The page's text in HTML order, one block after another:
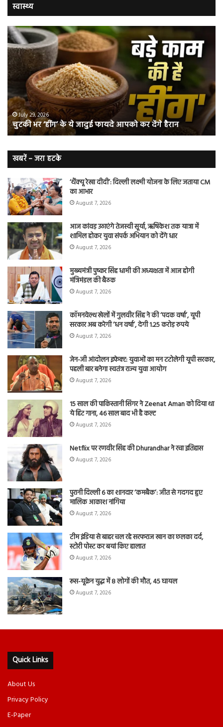
स्वास्थ्य
चुटकी
भर
‘हींग’
के
ये
फायदे
आपको
कर
देंगे
हैरान
July 29, 2026
चुटकी भर ‘हींग’ के ये जादुई फायदे आपको कर देंगे हैरान
भी
हो
हैं
खबरें – जरा हटके
‘थैंक्यू रेखा दीदी’: दिल्ली लक्ष्मी योजना के लिए जताया CM
का आभार
August 7, 2026
आज कांवड़ उठाएंगे तेजस्वी सूर्या, ऋषिकेश तक यात्रा में
शामिल होकर युवा संपर्क अभियान को देंगे धार
August 7, 2026
मुख्यमंत्री पुष्कर सिंह धामी की अध्यक्षता में आज होगी
मंत्रिमंडल की बैठक
August 7, 2026
कॉमनवेल्थ खेलों में गुलवीर सिंह ने की ‘पदक वर्षा’, यूपी
सरकार अब करेगी ‘धन वर्षा’, देगी 1.25 करोड़ रुपये
August 7, 2026
जेन-जी आंदोलन इफेक्ट: युवाओं का मन टटोलेगी यूपी सरकार,
पहली बार बनेगा स्वतंत्र राज्य युवा आयोग
August 7, 2026
15 साल की पाकिस्तानी सिंगर ने Zeenat Aman को दिया था
ये हिट गाना, 46 साल बाद भी है कल्ट
August 7, 2026
Netflix पर रणवीर सिंह की Dhurandhar ने रचा इतिहास
August 7, 2026
पुरानी दिल्ली 6 का शानदार ‘कमबैक’: जीत से गदगद हुए
मालिक आकाश नांगिया
August 7, 2026
टीम इंडिया से बाहर चल रहे सरफराज खान का छलका दर्द,
स्टोरी पोस्ट कर बयां किए हालात
August 7, 2026
रूस-यूक्रेन युद्ध में 8 लोगों की मौत, 45 घायल
August 7, 2026
Quick Links
About Us
Privacy Policy
E-Paper